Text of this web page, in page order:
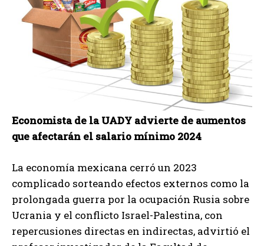
Economista de la UADY advierte de aumentos
que afectarán el salario mínimo 2024
La economía mexicana cerró un 2023
complicado sorteando efectos externos como la
prolongada guerra por la ocupación Rusia sobre
Ucrania y el conflicto Israel-Palestina, con
repercusiones directas en indirectas, advirtió el